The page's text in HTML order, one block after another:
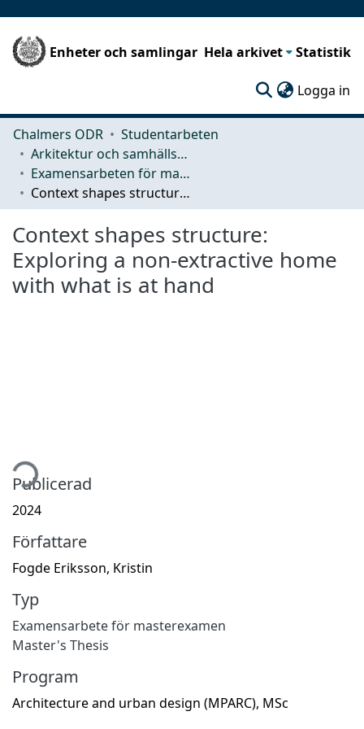
Enheter och samlingar Hela arkivet Statistik
Logga in
Chalmers ODR
Studentarbeten
Arkitektur och samhällsbyggnadsteknik (ACE)
Examensarbeten för masterexamen
Context shapes structure: Exploring a non-extractive home with what is at hand
Context shapes structure:
Exploring a non-extractive home
with what is at hand
Publicerad
2024
Författare
Fogde Eriksson, Kristin
Typ
Examensarbete för masterexamen
Master's Thesis
Program
Architecture and urban design (MPARC), MSc